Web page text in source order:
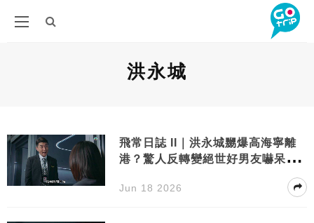
洪永城
飛常日誌 II｜洪永城嬲爆高海寧離
港？驚人反轉變絕世好男友嚇呆馬
Jun 18 2026